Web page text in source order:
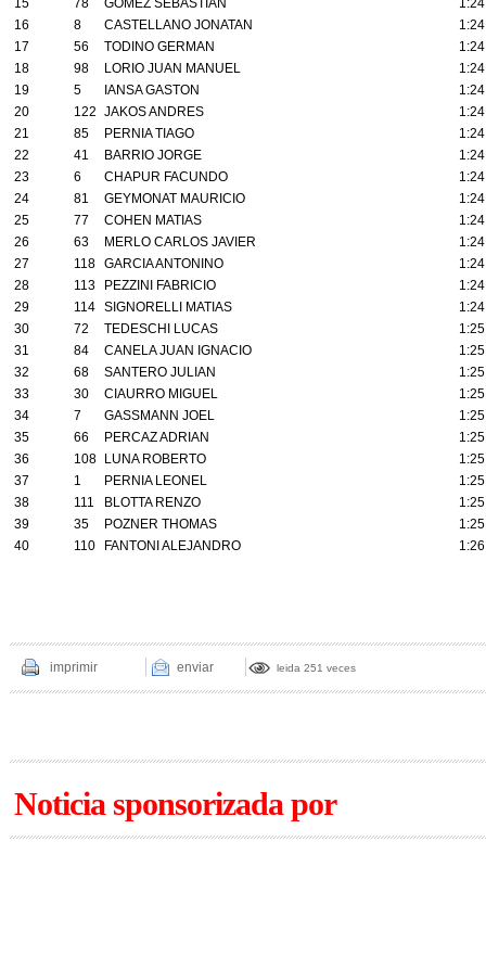
15 78 GOMEZ SEBASTIAN
16
8 CASTELLANO JONATAN
17
56 TODINO GERMAN
18
98 LORIO JUAN MANUEL
19
5 IANSA GASTON
20
122 JAKOS ANDRES
21
85 PERNIA TIAGO
22
41 BARRIO JORGE
23
6 CHAPUR FACUNDO
24
81 GEYMONAT MAURICIO
25
77 COHEN MATIAS
26
63 MERLO CARLOS JAVIER
27
118 GARCIA ANTONINO
28
113 PEZZINI FABRICIO
29
114 SIGNORELLI MATIAS
30
72 TEDESCHI LUCAS
31
84 CANELA JUAN IGNACIO
32
68 SANTERO JULIAN
33
30 CIAURRO MIGUEL
34
7 GASSMANN JOEL
35
66 PERCAZ ADRIAN
36
108 LUNA ROBERTO
37
1 PERNIA LEONEL
38
111 BLOTTA RENZO
39
35 POZNER THOMAS
40
110 FANTONI ALEJANDRO
imprimir enviar leida 251 veces
Noticia sponsorizada por